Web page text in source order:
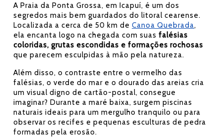
A Praia da Ponta Grossa, em Icapuí, é um dos
segredos mais bem guardados do litoral cearense.
Localizada a cerca de 50 km de Canoa Quebrada,
ela encanta logo na chegada com suas falésias
coloridas, grutas escondidas e formações rochosas
que parecem esculpidas à mão pela natureza.
Além disso, o contraste entre o vermelho das
falésias, o verde do mar e o dourado das areias cria
um visual digno de cartão-postal, consegue
imaginar? Durante a maré baixa, surgem piscinas
naturais ideais para um mergulho tranquilo ou para
observar os recifes e pequenas esculturas de pedra
formadas pela erosão.